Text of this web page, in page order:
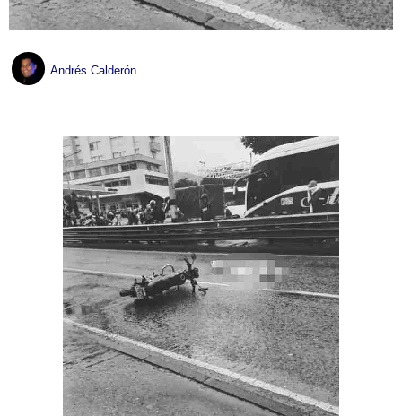
Andrés Calderón